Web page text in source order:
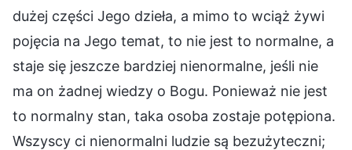
dużej części Jego dzieła, a mimo to wciąż żywi
pojęcia na Jego temat, to nie jest to normalne, a
staje się jeszcze bardziej nienormalne, jeśli nie
ma on żadnej wiedzy o Bogu. Ponieważ nie jest
to normalny stan, taka osoba zostaje potępiona.
Wszyscy ci nienormalni ludzie są bezużyteczni;